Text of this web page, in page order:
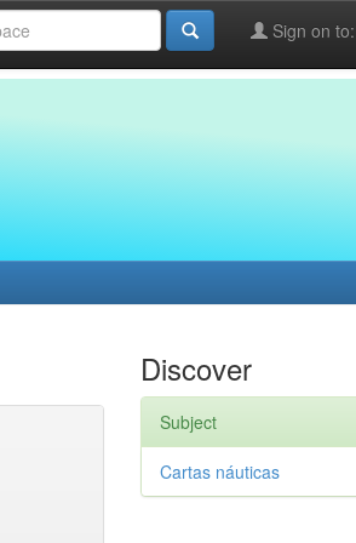
Sign on to:
Discover
Subject
Cartas náuticas